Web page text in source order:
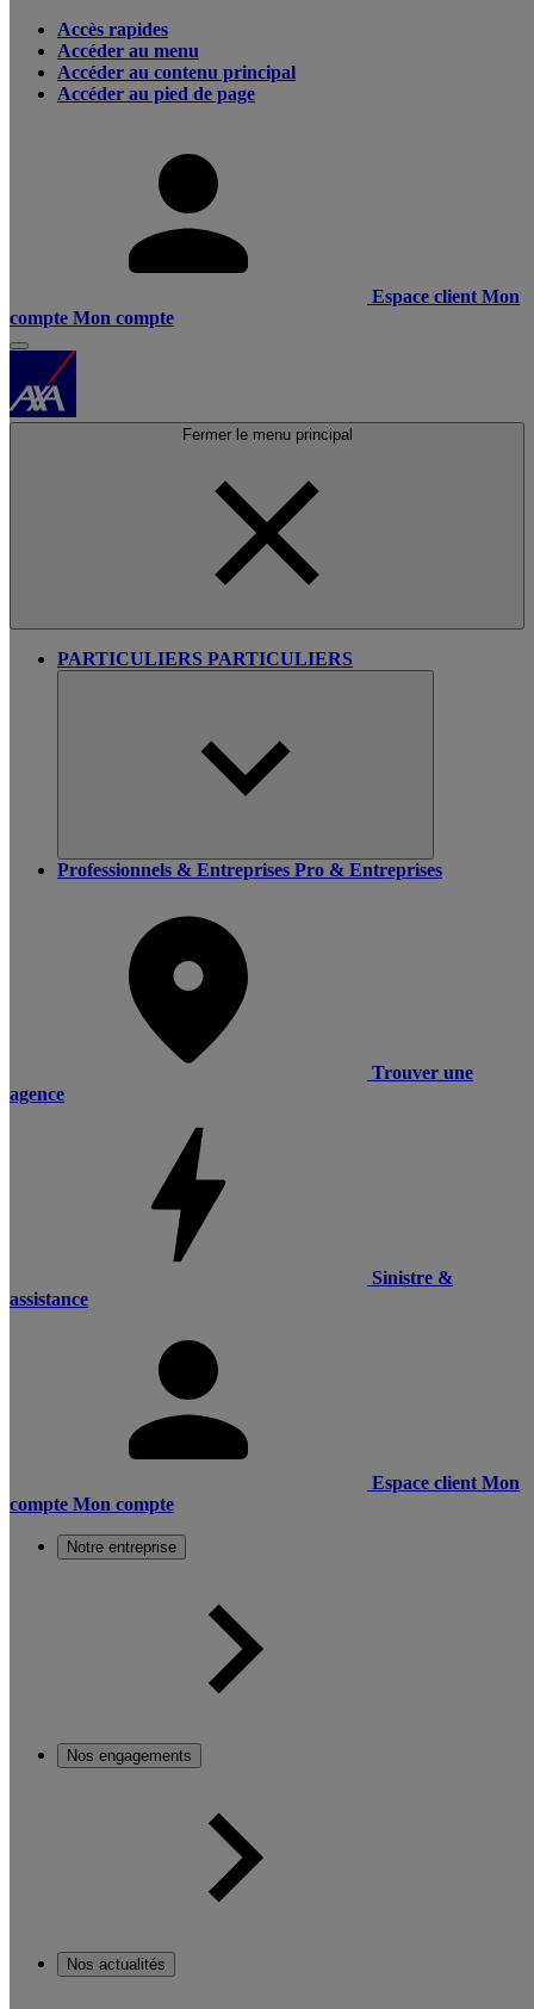
Accès rapides
Accéder au menu
Accéder au contenu principal
Accéder au pied de page
Espace client Mon
compte Mon compte
Fermer le menu principal
PARTICULIERS PARTICULIERS
Professionnels & Entreprises Pro & Entreprises
Trouver une
agence
Sinistre &
assistance
Espace client Mon
compte Mon compte
Notre entreprise
Nos engagements
Nos actualités